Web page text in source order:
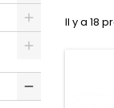
Il y a 18